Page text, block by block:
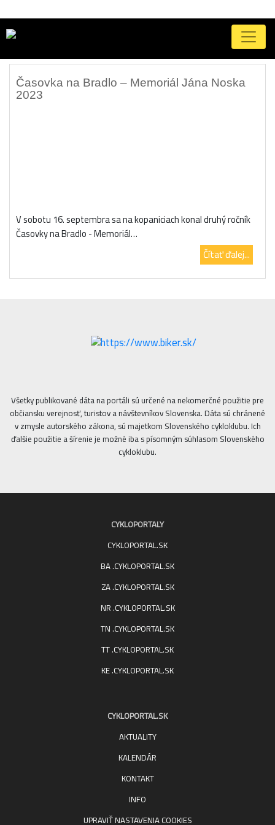
Značka:mybikes
Časovka na Bradlo – Memoriál Jána Noska
2023
V sobotu 16. septembra sa na kopaniciach konal druhý ročník
Časovky na Bradlo - Memoriál…
Čítať ďalej...
Všetky publikované dáta na portáli sú určené na nekomerčné použitie pre
občiansku verejnosť, turistov a návštevníkov Slovenska. Dáta sú chránené
v zmysle autorského zákona, sú majetkom Slovenského cykloklubu. Ich
ďalšie použitie a šírenie je možné iba s písomným súhlasom Slovenského
cykloklubu.
CYKLOPORTALY
CYKLOPORTAL.SK
BA .CYKLOPORTAL.SK
ZA .CYKLOPORTAL.SK
NR .CYKLOPORTAL.SK
TN .CYKLOPORTAL.SK
TT .CYKLOPORTAL.SK
KE .CYKLOPORTAL.SK
CYKLOPORTAL.SK
AKTUALITY
KALENDÁR
KONTAKT
INFO
UPRAVIŤ NASTAVENIA COOKIES